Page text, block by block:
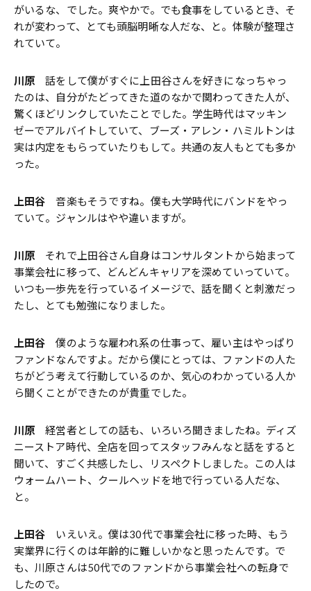
がいるな、でした。爽やかで。でも食事をしているとき、そ
れが変わって、とても頭脳明晰な人だな、と。体験が整理さ
れていて。
川原 話をして僕がすぐに上田谷さんを好きになっちゃっ
たのは、自分がたどってきた道のなかで関わってきた人が、
驚くほどリンクしていたことでした。学生時代はマッキン
ゼーでアルバイトしていて、ブーズ・アレン・ハミルトンは
実は内定をもらっていたりもして。共通の友人もとても多か
った。
上田谷 音楽もそうですね。僕も大学時代にバンドをやっ
ていて。ジャンルはやや違いますが。
川原 それで上田谷さん自身はコンサルタントから始まって
事業会社に移って、どんどんキャリアを深めていっていて。
いつも一歩先を行っているイメージで、話を聞くと刺激だっ
たし、とても勉強になりました。
上田谷 僕のような雇われ系の仕事って、雇い主はやっぱり
ファンドなんですよ。だから僕にとっては、ファンドの人た
ちがどう考えて行動しているのか、気心のわかっている人か
ら聞くことができたのが貴重でした。
川原 経営者としての話も、いろいろ聞きましたね。ディズ
ニーストア時代、全店を回ってスタッフみんなと話をすると
聞いて、すごく共感したし、リスペクトしました。この人は
ウォームハート、クールヘッドを地で行っている人だな、
と。
上田谷 いえいえ。僕は30代で事業会社に移った時、もう
実業界に行くのは年齢的に難しいかなと思ったんです。で
も、川原さんは50代でのファンドから事業会社への転身で
したので。